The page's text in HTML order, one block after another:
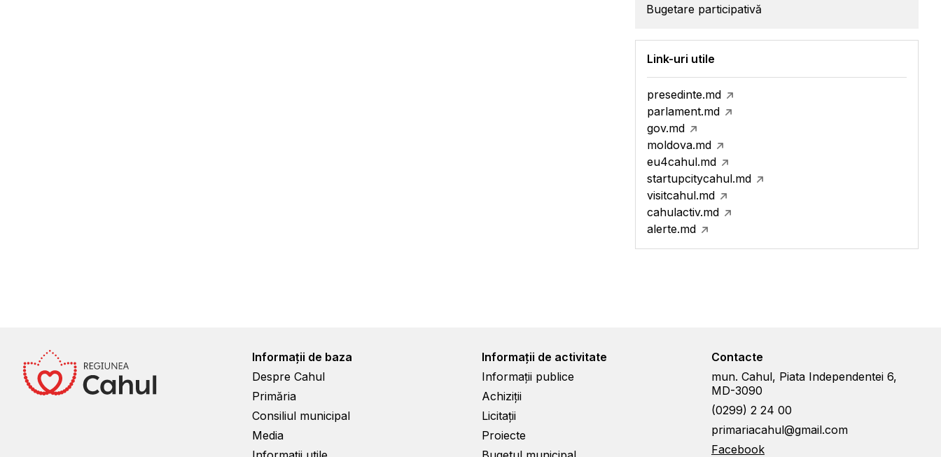
Bugetare participativă
Link-uri utile
presedinte.md
parlament.md
gov.md
moldova.md
eu4cahul.md
startupcitycahul.md
visitcahul.md
cahulactiv.md
alerte.md
Informații de baza
Despre Cahul
Primăria
Consiliul municipal
Media
Informații de activitate
Informații publice
Achiziții
Licitații
Proiecte
Contacte
mun. Cahul, Piata Independentei 6,
MD-3090
(0299) 2 24 00
primariacahul@gmail.com
Facebook